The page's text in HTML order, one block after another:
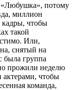
потому
миллион
кадры, чтобы
такой
Или,
снятый на
была группа
прожили неделю
актерами, чтобы
команда,